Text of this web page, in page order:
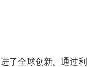
了全球创新。通过利